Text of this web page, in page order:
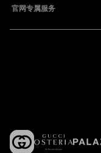
官网专属服务